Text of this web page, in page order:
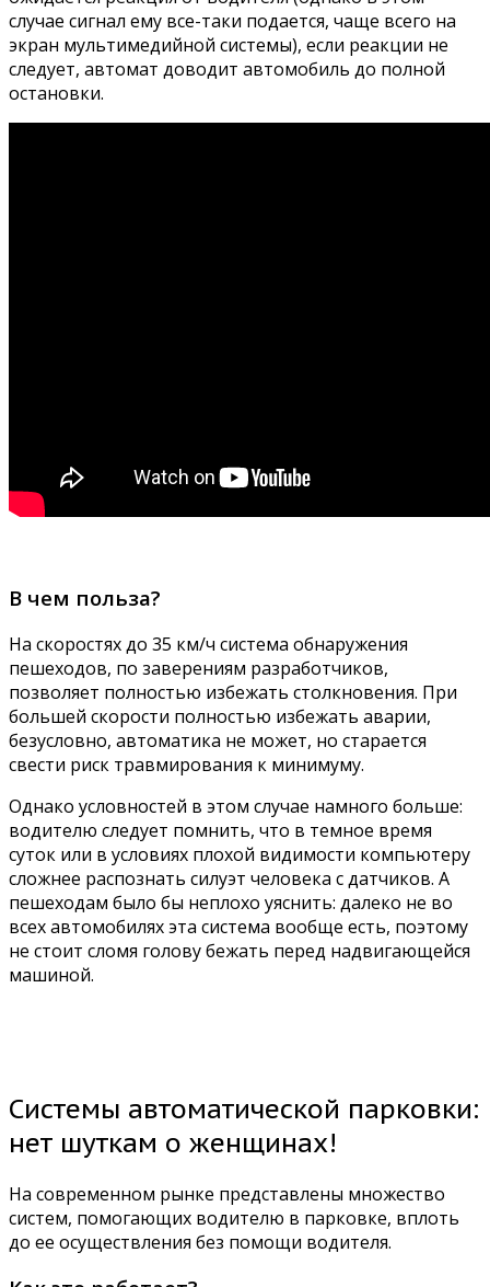
случае сигнал ему все-таки подается, чаще всего на
экран мультимедийной системы), если реакции не
следует, автомат доводит автомобиль до полной
остановки.
В чем польза?
На скоростях до 35 км/ч система обнаружения
пешеходов, по заверениям разработчиков,
позволяет полностью избежать столкновения. При
большей скорости полностью избежать аварии,
безусловно, автоматика не может, но старается
свести риск травмирования к минимуму.
Однако условностей в этом случае намного больше:
водителю следует помнить, что в темное время
суток или в условиях плохой видимости компьютеру
сложнее распознать силуэт человека с датчиков. А
пешеходам было бы неплохо уяснить: далеко не во
всех автомобилях эта система вообще есть, поэтому
не стоит сломя голову бежать перед надвигающейся
машиной.
Системы автоматической парковки:
нет шуткам о женщинах!
На современном рынке представлены множество
систем, помогающих водителю в парковке, вплоть
до ее осуществления без помощи водителя.